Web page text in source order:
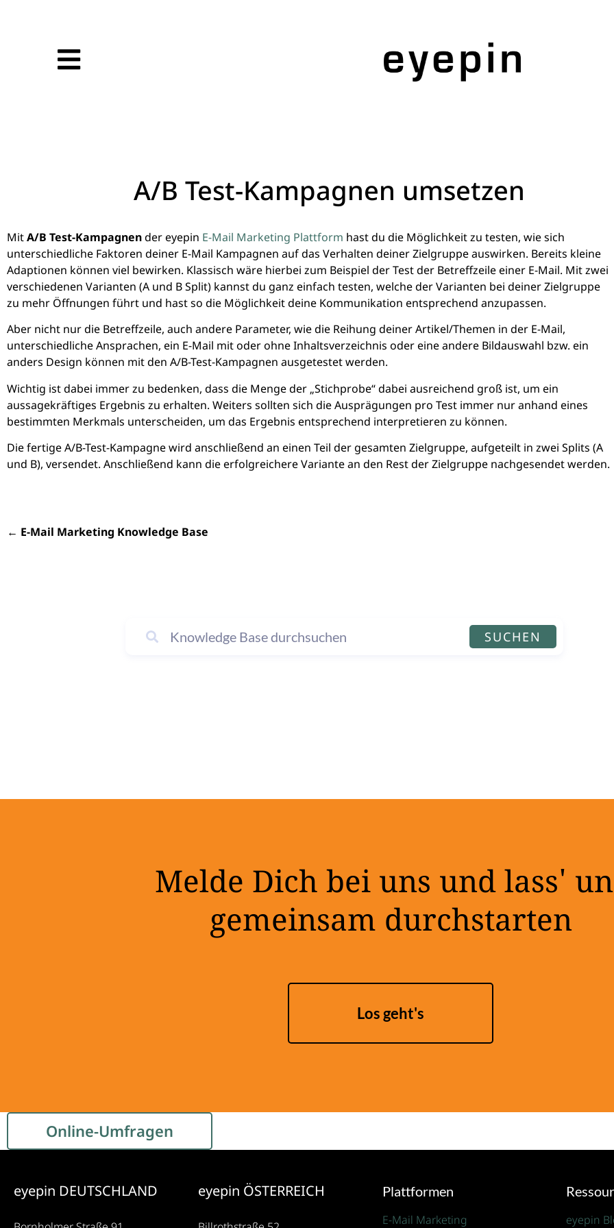
A/B Test-Kampagnen umsetzen
MitA/B Test-Kampagnender eyepin E-Mail Marketing Plattform hast du die Möglichkeit zu testen, wie sich
unterschiedliche Faktoren deiner E-Mail Kampagnen auf das Verhalten deiner Zielgruppe auswirken. Bereits kleine
Adaptionen können viel bewirken. Klassisch wäre hierbei zum Beispiel der Test der Betreffzeile einer E-Mail. Mit zwei
verschiedenen Varianten (A und B Split) kannst du ganz einfach testen, welche der Varianten bei deiner Zielgruppe
zu mehr Öffnungen führt und hast so die Möglichkeit deine Kommunikation entsprechend anzupassen.
Aber nicht nur die Betreffzeile, auch andere Parameter, wie die Reihung deiner Artikel/Themen in der E-Mail,
unterschiedliche Ansprachen, ein E-Mail mit oder ohne Inhaltsverzeichnis oder eine andere Bildauswahl bzw. ein
anders Design können mit den A/B-Test-Kampagnen ausgetestet werden.
Wichtig ist dabei immer zu bedenken, dass die Menge der „Stichprobe“ dabei ausreichend groß ist, um ein
aussagekräftiges Ergebnis zu erhalten. Weiters sollten sich die Ausprägungen pro Test immer nur anhand eines
bestimmten Merkmals unterscheiden, um das Ergebnis entsprechend interpretieren zu können.
Die fertige A/B-Test-Kampagne wird anschließend an einen Teil der gesamten Zielgruppe, aufgeteilt in zwei Splits (A
und B), versendet. Anschließend kann die erfolgreichere Variante an den Rest der Zielgruppe nachgesendet werden.
← E-Mail Marketing Knowledge Base
SUCHEN
Melde Dich bei uns und lass'
gemeinsam durchstarten
Los geht's
Online-Umfragen
eyepin DEUTSCHLAND eyepin ÖSTERREICH Plattformen
E-Mail Marketing eyepin